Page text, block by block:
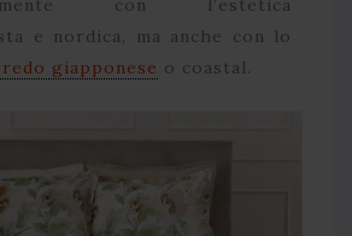
con l’estetica
e nordica, ma anche con lo
giapponese o coastal.